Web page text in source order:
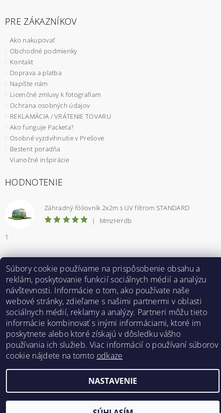
PRE ZÁKAZNÍKOV
Ako nakupovať
Obchodné podmienky
Kontakt
Doprava a platba
Napíšte nám
Licenčné zmluvy k fotografiam
Ochrana osobných údajov
REKLAMÁCIA / VRÁTENIE TOVARU
Ako funguje Packeta?
Osobné vyzdvihnutie v Prešove
Bestent poradňa
Vianočné inšpirácie
HODNOTENIE
Záhradný fóliovník 2x2m s UV filtrom STANDARD
|
MmzHrrdb
1
Bestent.cz | Heureka.sk
2026 ©BESTENT.sk , všetky práva vyhradené
Vytvoril Shoptet
Súbory cookie používame na prispôsobenie obsahu a
reklám, poskytovanie funkcií sociálnych médií a analýzu
návštevnosti. Informácie o tom, ako používate naše
webové stránky, zdieľame s našimi partnermi v oblasti
sociálnych médií, reklamy a analýzy. Partneri môžu tieto
informácie kombinovať s inými informáciami, ktoré im
poskytnete alebo ktoré získajú v dôsledku vášho
používania ich služieb. Viac informácií o používaní súborov
cookie nájdete na tomto odkaze
NASTAVENIE